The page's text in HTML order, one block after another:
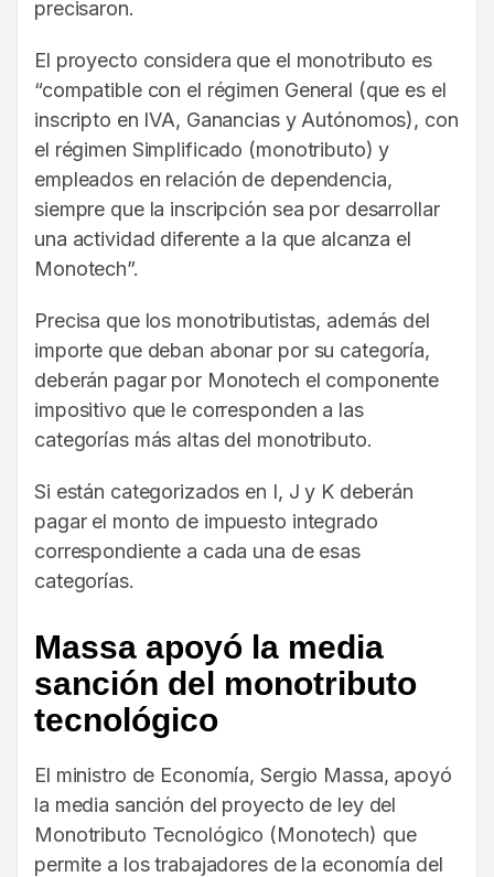
precisaron.
El proyecto considera que el monotributo es
“compatible con el régimen General (que es el
inscripto en IVA, Ganancias y Autónomos), con
el régimen Simplificado (monotributo) y
empleados en relación de dependencia,
siempre que la inscripción sea por desarrollar
una actividad diferente a la que alcanza el
Monotech”.
Precisa que los monotributistas, además del
importe que deban abonar por su categoría,
deberán pagar por Monotech el componente
impositivo que le corresponden a las
categorías más altas del monotributo.
Si están categorizados en I, J y K deberán
pagar el monto de impuesto integrado
correspondiente a cada una de esas
categorías.
Massa apoyó la media
sanción del monotributo
tecnológico
El ministro de Economía, Sergio Massa, apoyó
la media sanción del proyecto de ley del
Monotributo Tecnológico (Monotech) que
permite a los trabajadores de la economía del